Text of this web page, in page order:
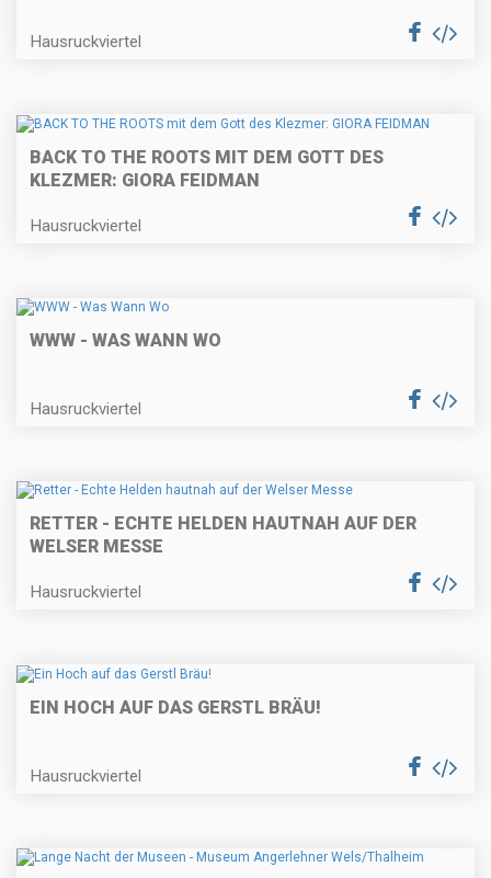
Hausruckviertel
BACK TO THE ROOTS MIT DEM GOTT DES
KLEZMER: GIORA FEIDMAN
Hausruckviertel
WWW - WAS WANN WO
Hausruckviertel
RETTER - ECHTE HELDEN HAUTNAH AUF DER
WELSER MESSE
Hausruckviertel
EIN HOCH AUF DAS GERSTL BRÄU!
Hausruckviertel